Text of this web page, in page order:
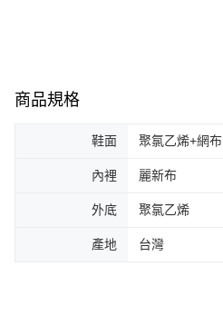
商品規格
鞋面 聚氯乙烯+網布
內裡 麗新布
外底 聚氯乙烯
產地 台灣